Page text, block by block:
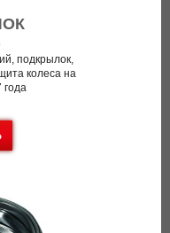
подкрылок,
колеса на